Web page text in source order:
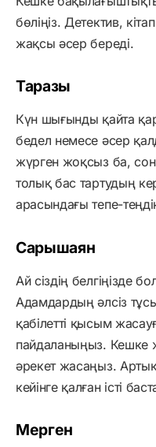
бөліңіз. Детектив,
жақсы әсер береді.
Таразы
Күн шығынды қайта
бедел немесе әсер
жүрген жоқсыз ба,
толық бас тартудың
арасындағы тепе-
Сарышаян
Ай сіздің белгіңізде
Адамдардың әлсіз
қабілетті қысым
пайдаланыңыз. Кешке
әрекет жасаңыз.
кейінге қалған істі
Мерген